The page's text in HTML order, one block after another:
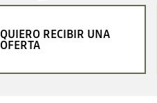
QUIERO RECIBIR UNA
OFERTA